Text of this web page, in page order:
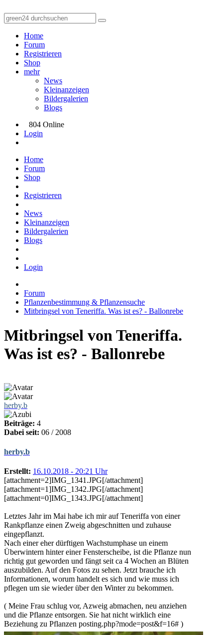
Home
Forum
Registrieren
Shop
mehr
News
Kleinanzeigen
Bildergalerien
Blogs
804 Online
Login
Home
Forum
Shop
Registrieren
News
Kleinanzeigen
Bildergalerien
Blogs
Login
Forum
Pflanzenbestimmung & Pflanzensuche
Mitbringsel von Teneriffa. Was ist es? - Ballonrebe
Mitbringsel von Teneriffa.
Was ist es? - Ballonrebe
herby.b
Beiträge: 4
Dabei seit: 06 / 2008
herby.b
Erstellt: 16.10.2018 - 20:21 Uhr
[attachment=2]IMG_1341.JPG[/attachment]
[attachment=1]IMG_1342.JPG[/attachment]
[attachment=0]IMG_1343.JPG[/attachment]
Letztes Jahr im Mai habe ich mir auf Teneriffa von einer
Rankpflanze einen Zweig abgeschnitten und zuhause
eingepflanzt.
Nach einer eher dürftigen Wachstumphase un einem
Überwintern hinter einer Fensterscheibe, ist die Pflanze nun
richtig gut geworden und fängt seit ca 4 Wochen an Blüten
auszubilden. Auf den Fotos zu sehen. Jetzt brauche ich
Informationen, worum handelt es sich und wie muss ich
pflegen um sie wieder über den Winter zu bekommen.
( Meine Frau schlug vor, Azweig abmachen, neu anziehen
und die Pflanze entsorgen. Sie hat nicht wirklich eine
Beziehung zu Pflanzen posting.php?mode=post&f=16# )